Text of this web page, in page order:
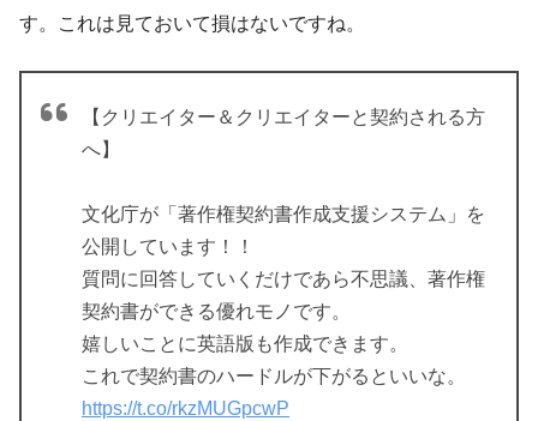
す。これは見ておいて損はないですね。
【クリエイター＆クリエイターと契約される方
へ】
文化庁が「著作権契約書作成支援システム」を
公開しています！！
質問に回答していくだけであら不思議、著作権
契約書ができる優れモノです。
嬉しいことに英語版も作成できます。
これで契約書のハードルが下がるといいな。
https://t.co/rkzMUGpcwP